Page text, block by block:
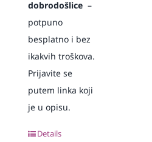
dobrodošlice–
potpuno
besplatno i bez
ikakvih troškova.
Prijavite se
putem linka koji
je u opisu.
Details